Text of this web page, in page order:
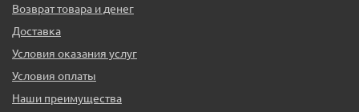
Возврат товара и денег
Доставка
Условия оказания услуг
Условия оплаты
Наши преимущества